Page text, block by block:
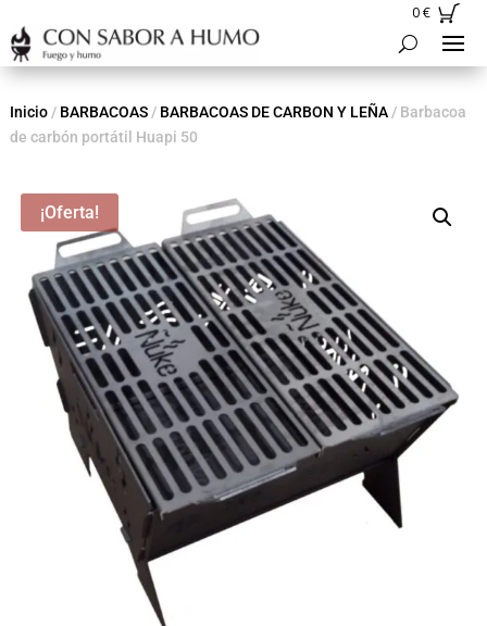
0€
Inicio/ BARBACOAS/ BARBACOAS DE CARBON Y LEÑA/ Barbacoa
de carbón portátil Huapi 50
¡Oferta!